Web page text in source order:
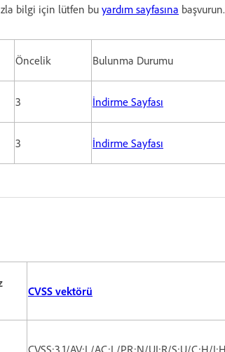
bilgi için lütfen bu yardım sayfasına başvurun.
Öncelik Bulunma Durumu
3 İndirme Sayfası
3 İndirme Sayfası
CVSS vektörü
CVSS:3.1/AV:L/AC:L/PR:N/UI:R/S:U/C:H/